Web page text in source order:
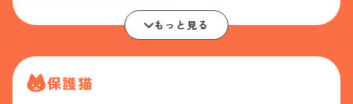
もっと見る
保護猫